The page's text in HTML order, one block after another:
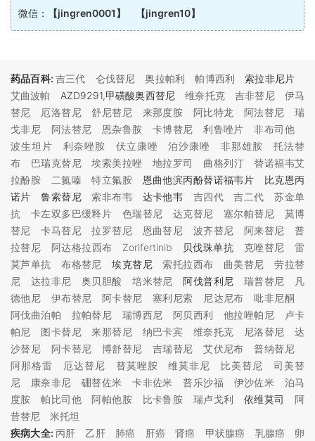
微信：
【jingren0001】 【jingren10】
药品百科: 吉三代 仑伐替尼 奥拉帕利 帕博西利 索拉非尼片
艾曲波帕 AZD9291,甲磺酸奥西替尼维奈托克 吉非替尼
伊马
替尼
厄洛替尼 舒尼替尼 来那度胺 阿比特龙 阿法替尼
瑞
戈非尼
阿法替尼 恩杂鲁胺 卡博替尼 利鲁唑片
非布司他
波生坦片
利奈唑胺 伏立康唑 泊沙康唑 非那雄胺
托法替
布
巴瑞克替尼 埃索美拉唑 地拉罗司 曲格列汀
替诺福韦艾
拉酚胺
二氮嗪 特立氟胺 恩曲他滨丙酚替诺福韦片 比克恩丙
诺片 鲁索替尼索非布韦 达卡他韦 吉四代 吉二代
苏金单
抗
卡左双多巴缓释片 色瑞替尼 达克替尼 塞尔帕替尼
莫博
替尼
卡马替尼 拉罗替尼 恩曲替尼 波齐替尼 阿来替尼
普
拉替尼
阿达格拉西布 Zorifertinib 贝伐珠单抗 克唑替尼
雷
莫芦单抗
布格替尼 埃克替尼索托拉西布 曲美替尼
劳拉替
尼
达拉非尼 奥贝胆酸 培米替尼 阿伐普利尼 瑞普替尼
凡
德他尼
伊布替尼 阿卡替尼 塞利尼索 尼达尼布
吡非尼酮
阿伐曲泊帕
拉帕替尼 瑞博西尼 阿贝西利 他拉唑帕尼
卢卡
帕尼
图卡替尼 来那替尼 纳巴卡宾 维奈托克 尼洛替尼
达
沙替尼
阿卡替尼 博舒替尼 吉瑞替尼 艾伏尼布
普纳替尼
阿那格雷
厄达替尼 替莫唑胺 维莫非尼 比美替尼
司美替
尼
康奈非尼 硼替佐米 卡非佐米 普乐沙福 伊沙佐米
泊马
度胺
帕比司他 阿帕他胺 比卡鲁胺 瑞卢戈利 依维莫司阿
昔替尼
米托坦
疾病大全: 丙肝 乙肝 肺癌 肝癌 肾癌 甲状腺癌 乳腺癌
卵